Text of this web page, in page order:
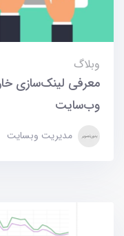
وبلاگ
معرفی لینک‌سازی
وب‌سایت
مدیریت وبسایت